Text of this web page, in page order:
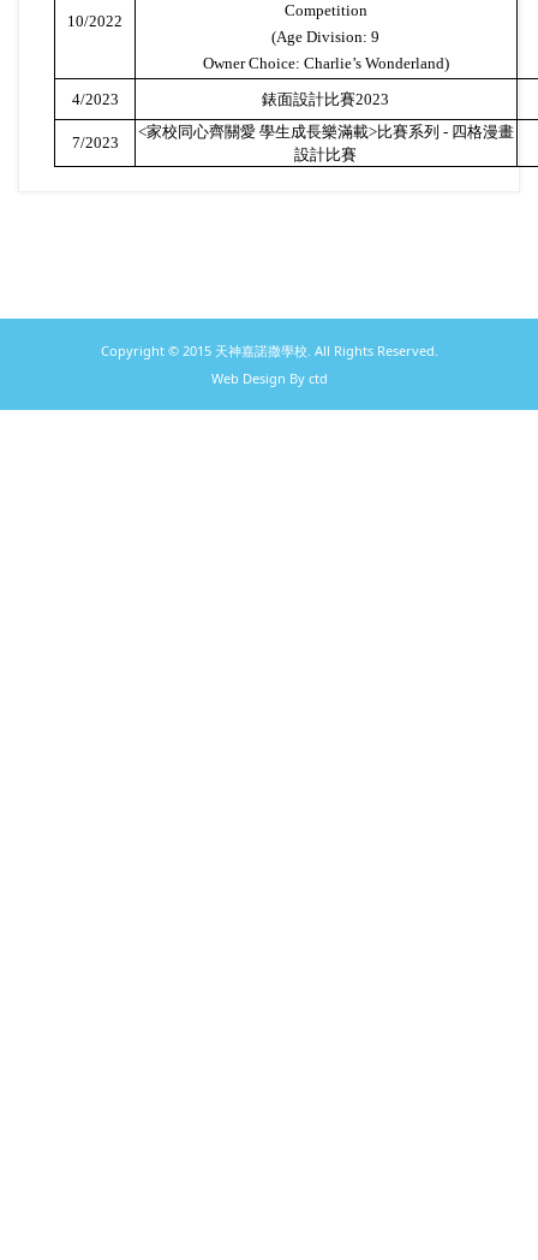
10/2022
Competition
(Age Division: 9
Owner Choice: Charlie’s Wonderland)
4/2023
錶面設計比賽2023
7/2023
<家校同心齊關愛 學生成長樂滿載>比賽系列 - 四格漫畫
設計比賽
Copyright © 2015 天神嘉諾撒學校. All Rights Reserved.
Web Design By ctd